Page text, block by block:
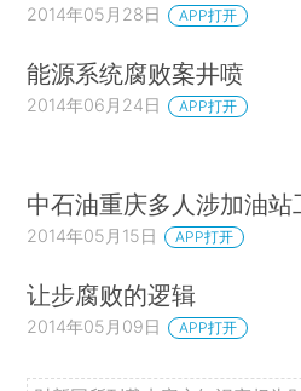
2014年05月28日 APP打开
能源系统腐败案井喷
2014年06月24日 APP打开
中石油重庆多人涉加油站
2014年05月15日 APP打开
让步腐败的逻辑
2014年05月09日 APP打开